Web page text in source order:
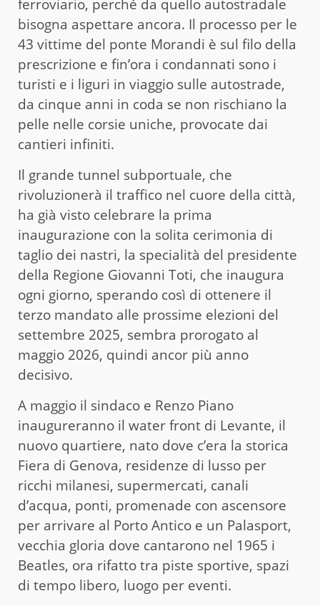
ferroviario, perché da quello autostradale
bisogna aspettare ancora. Il processo per le
43 vittime del ponte Morandi è sul filo della
prescrizione e fin’ora i condannati sono i
turisti e i liguri in viaggio sulle autostrade,
da cinque anni in coda se non rischiano la
pelle nelle corsie uniche, provocate dai
cantieri infiniti.
Il grande tunnel subportuale, che
rivoluzionerà il traffico nel cuore della città,
ha già visto celebrare la prima
inaugurazione con la solita cerimonia di
taglio dei nastri, la specialità del presidente
della Regione Giovanni Toti, che inaugura
ogni giorno, sperando così di ottenere il
terzo mandato alle prossime elezioni del
settembre 2025, sembra prorogato al
maggio 2026, quindi ancor più anno
decisivo.
A maggio il sindaco e Renzo Piano
inaugureranno il water front di Levante, il
nuovo quartiere, nato dove c’era la storica
Fiera di Genova, residenze di lusso per
ricchi milanesi, supermercati, canali
d’acqua, ponti, promenade con ascensore
per arrivare al Porto Antico e un Palasport,
vecchia gloria dove cantarono nel 1965 i
Beatles, ora rifatto tra piste sportive, spazi
di tempo libero, luogo per eventi.